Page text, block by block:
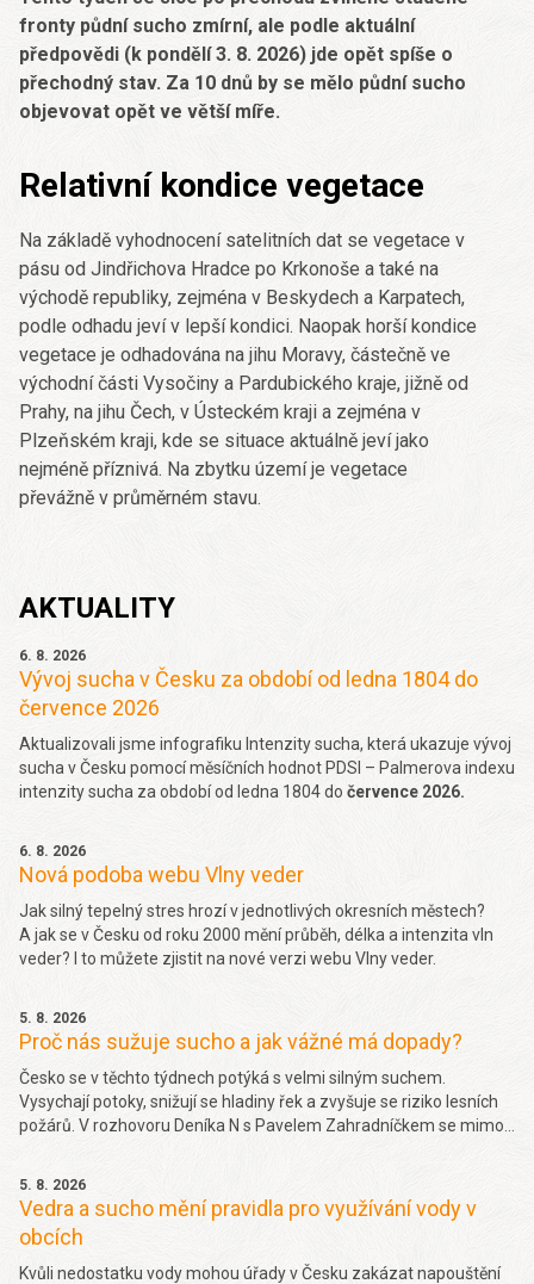
fronty půdní sucho zmírní, ale podle aktuální
předpovědi (k pondělí 3. 8. 2026) jde opět spíše o
přechodný stav. Za 10 dnů by se mělo půdní sucho
objevovat opět ve větší míře.
Relativní kondice vegetace
Na základě vyhodnocení satelitních dat se vegetace v
pásu od Jindřichova Hradce po Krkonoše a také na
východě republiky, zejména v Beskydech a Karpatech,
podle odhadu jeví v lepší kondici. Naopak horší kondice
vegetace je odhadována na jihu Moravy, částečně ve
východní části Vysočiny a Pardubického kraje, jižně od
Prahy, na jihu Čech, v Ústeckém kraji a zejména v
Plzeňském kraji, kde se situace aktuálně jeví jako
nejméně příznivá. Na zbytku území je vegetace
převážně v průměrném stavu.
AKTUALITY
6. 8. 2026
Vývoj sucha v Česku za období od ledna 1804 do
července 2026
Aktualizovali jsme infografiku Intenzity sucha, která ukazuje vývoj
sucha v Česku pomocí měsíčních hodnot PDSI – Palmerova indexu
intenzity sucha za období od ledna 1804 do července 2026.
6. 8. 2026
Nová podoba webu Vlny veder
Jak silný tepelný stres hrozí v jednotlivých okresních městech?
A jak se v Česku od roku 2000 mění průběh, délka a intenzita vln
veder? I to můžete zjistit na nové verzi webu Vlny veder.
5. 8. 2026
Proč nás sužuje sucho a jak vážné má dopady?
Česko se v těchto týdnech potýká s velmi silným suchem.
Vysychají potoky, snižují se hladiny řek a zvyšuje se riziko lesních
požárů. V rozhovoru Deníka N s Pavelem Zahradníčkem se mimo
problém je málo vody v řekách. Více
5. 8. 2026
Vedra a sucho mění pravidla pro využívání vody v
obcích
Kvůli nedostatku vody mohou úřady v Česku zakázat napouštění